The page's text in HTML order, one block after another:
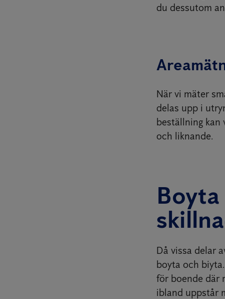
du dessutom
När vi mäter
delas upp i
beställning kan
och liknande.
Då vissa delar
boyta och
för boende där
ibland uppstår